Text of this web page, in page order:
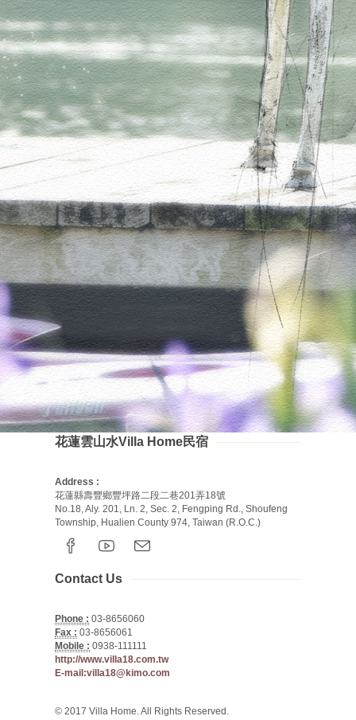
花蓮雲山水Villa Home民宿
Address :
花蓮縣壽豐鄉豐坪路二段二巷201弄18號
No.18, Aly. 201, Ln. 2, Sec. 2, Fengping Rd., Shoufeng
Township, Hualien County 974, Taiwan (R.O.C.)
Contact Us
Phone : 03-8656060
Fax : 03-8656061
Mobile : 0938-111111
http://www.villa18.com.tw
E-mail:villa18@kimo.com
© 2017 Villa Home. All Rights Reserved.